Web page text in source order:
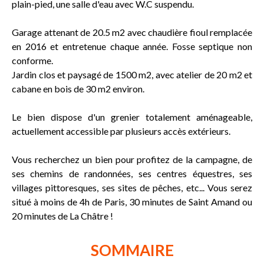
plain-pied, une salle d'eau avec W.C suspendu.
Garage attenant de 20.5 m2 avec chaudière fioul remplacée
en 2016 et entretenue chaque année. Fosse septique non
conforme.
Jardin clos et paysagé de 1500 m2, avec atelier de 20 m2 et
cabane en bois de 30 m2 environ.
Le bien dispose d'un grenier totalement aménageable,
actuellement accessible par plusieurs accès extérieurs.
Vous recherchez un bien pour profitez de la campagne, de
ses chemins de randonnées, ses centres équestres, ses
villages pittoresques, ses sites de pêches, etc... Vous serez
situé à moins de 4h de Paris, 30 minutes de Saint Amand ou
20 minutes de La Châtre !
SOMMAIRE